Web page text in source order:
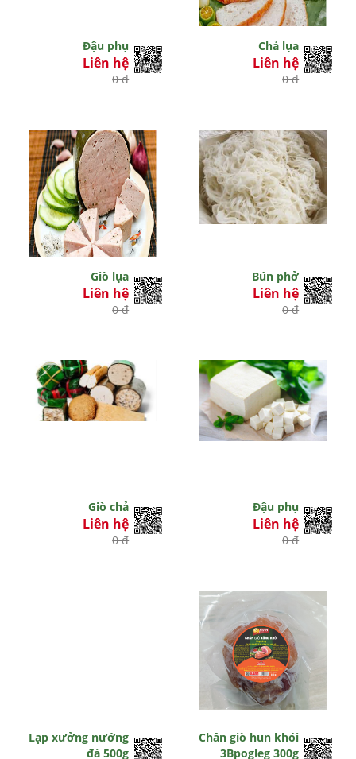
Đậu phụ
Liên hệ
0 đ
Chả lụa
Liên hệ
0 đ
Giò lụa
Liên hệ
0 đ
Bún phở
Liên hệ
0 đ
Giò chả
Liên hệ
0 đ
Đậu phụ
Liên hệ
0 đ
Lạp xưởng nướng
đá 500g
Chân giò hun khói
3Bpogleg 300g